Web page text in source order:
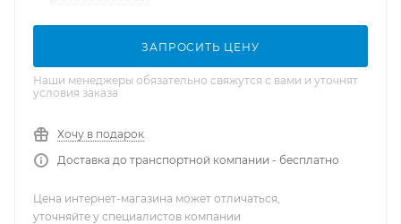
ЗАПРОСИТЬ ЦЕНУ
Наши менеджеры обязательно свяжутся с вами и уточнят
условия заказа
Хочу в подарок
Доставка до транспортной компании - бесплатно
Цена интернет-магазина может отличаться,
уточняйте у специалистов компании